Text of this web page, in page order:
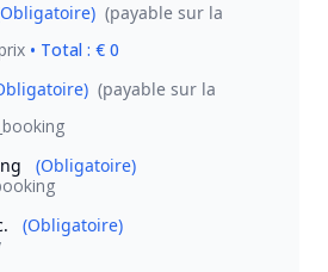
(payable sur la
• Total : € 0
(payable sur la
(Obligatoire)
(Obligatoire)